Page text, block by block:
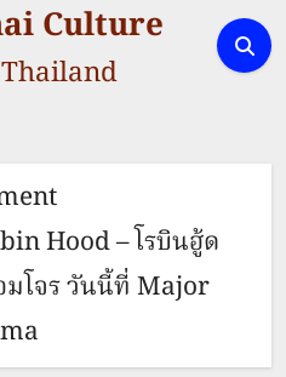
Culture
Hood – โรบินฮู้ด
โจร วันนี้ที่ Major